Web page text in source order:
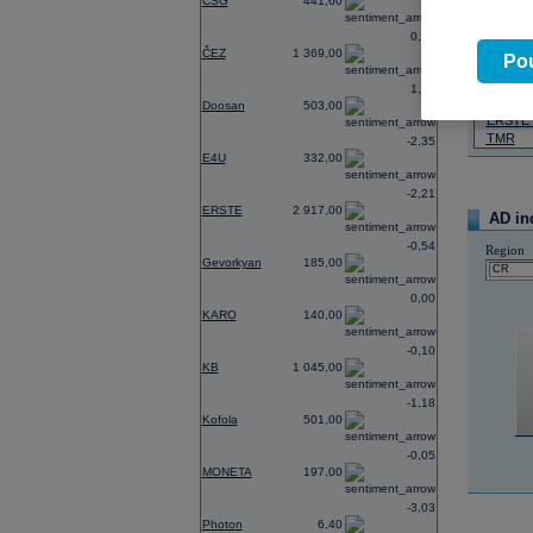
ČEZ 1 369,00
0,74
Doosan 503,00
1,21
E4U 332,00
-2,35
ERSTE 2 917,00
-2,21
Gevorkyan 185,00
-0,54
KARO 140,00
0,00
KB 1 045,00
-0,10
Kofola 501,00
-1,18
MONETA 197,00
-0,05
Photon 6,40
-3,03
Název
ČEZ
ERSTE
TMR
AD
Region